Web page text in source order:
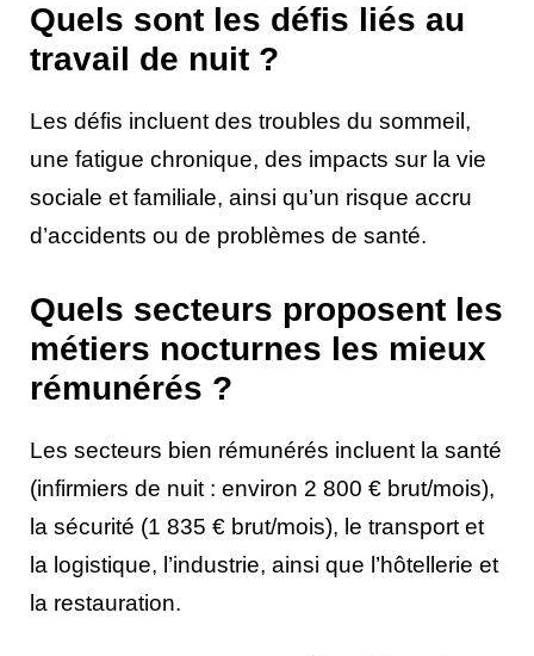
Quels sont les défis liés au
travail de nuit ?
Les défis incluent des troubles du sommeil,
une fatigue chronique, des impacts sur la vie
sociale et familiale, ainsi qu’un risque accru
d’accidents ou de problèmes de santé.
Quels secteurs proposent les
métiers nocturnes les mieux
rémunérés ?
Les secteurs bien rémunérés incluent la santé
(infirmiers de nuit : environ 2 800 € brut/mois),
la sécurité (1 835 € brut/mois), le transport et
la logistique, l’industrie, ainsi que l’hôtellerie et
la restauration.